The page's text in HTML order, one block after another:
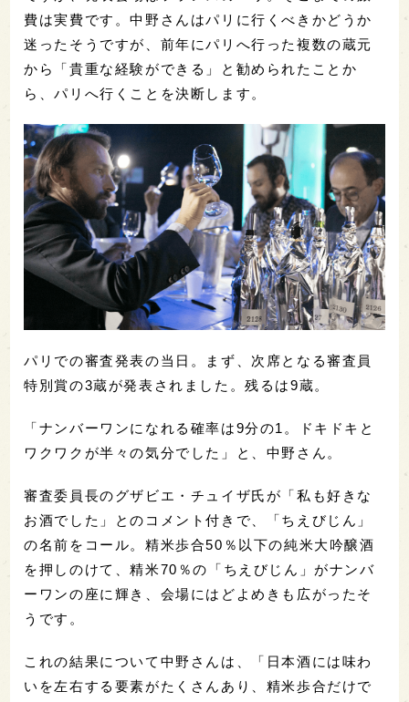
費は実費です。中野さんはパリに行くべきかどうか
迷ったそうですが、前年にパリへ行った複数の蔵元
から「貴重な経験ができる」と勧められたことか
ら、パリへ行くことを決断します。
パリでの審査発表の当日。まず、次席となる審査員
特別賞の3蔵が発表されました。残るは9蔵。
「ナンバーワンになれる確率は9分の1。ドキドキと
ワクワクが半々の気分でした」と、中野さん。
審査委員長のグザビエ・チュイザ氏が「私も好きな
お酒でした」とのコメント付きで、「ちえびじん」
の名前をコール。精米歩合50％以下の純米大吟醸酒
を押しのけて、精米70％の「ちえびじん」がナンバ
ーワンの座に輝き、会場にはどよめきも広がったそ
うです。
これの結果について中野さんは、「日本酒には味わ
いを左右する要素がたくさんあり、精米歩合だけで